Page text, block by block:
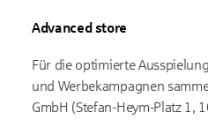
Advanced store
Für die optimierte
und Werbekampagnen
GmbH (Stefan-Heym-Platz 1,